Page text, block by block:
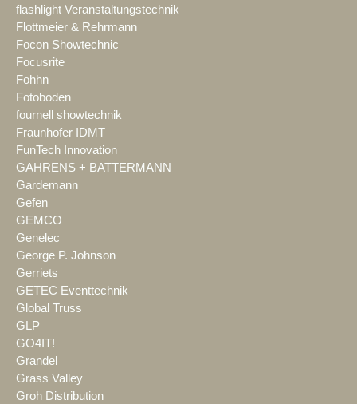
flashlight Veranstaltungstechnik
Flottmeier & Rehrmann
Focon Showtechnic
Focusrite
Fohhn
Fotoboden
fournell showtechnik
Fraunhofer IDMT
FunTech Innovation
GAHRENS + BATTERMANN
Gardemann
Gefen
GEMCO
Genelec
George P. Johnson
Gerriets
GETEC Eventtechnik
Global Truss
GLP
GO4IT!
Grandel
Grass Valley
Groh Distribution